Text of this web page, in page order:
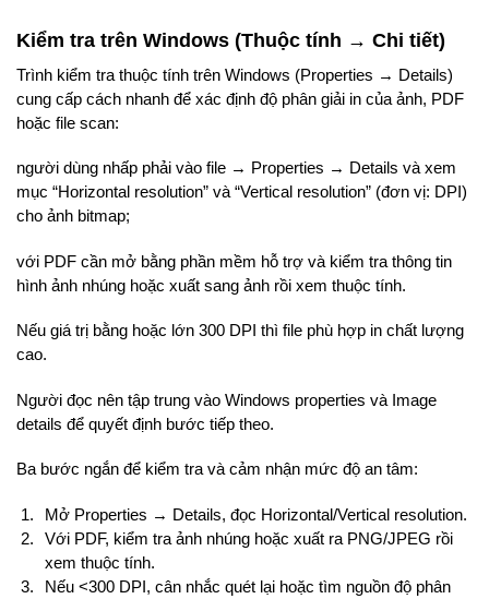
Kiểm tra trên Windows (Thuộc tính → Chi tiết)
Trình kiểm tra thuộc tính trên Windows (Properties → Details)
cung cấp cách nhanh để xác định độ phân giải in của ảnh, PDF
hoặc file scan:
người dùng nhấp phải vào file → Properties → Details và xem
mục “Horizontal resolution” và “Vertical resolution” (đơn vị: DPI)
cho ảnh bitmap;
với PDF cần mở bằng phần mềm hỗ trợ và kiểm tra thông tin
hình ảnh nhúng hoặc xuất sang ảnh rồi xem thuộc tính.
Nếu giá trị bằng hoặc lớn 300 DPI thì file phù hợp in chất lượng
cao.
Người đọc nên tập trung vào Windows properties và Image
details để quyết định bước tiếp theo.
Ba bước ngắn để kiểm tra và cảm nhận mức độ an tâm:
Mở Properties → Details, đọc Horizontal/Vertical resolution.
Với PDF, kiểm tra ảnh nhúng hoặc xuất ra PNG/JPEG rồi
xem thuộc tính.
Nếu <300 DPI, cân nhắc quét lại hoặc tìm nguồn độ phân